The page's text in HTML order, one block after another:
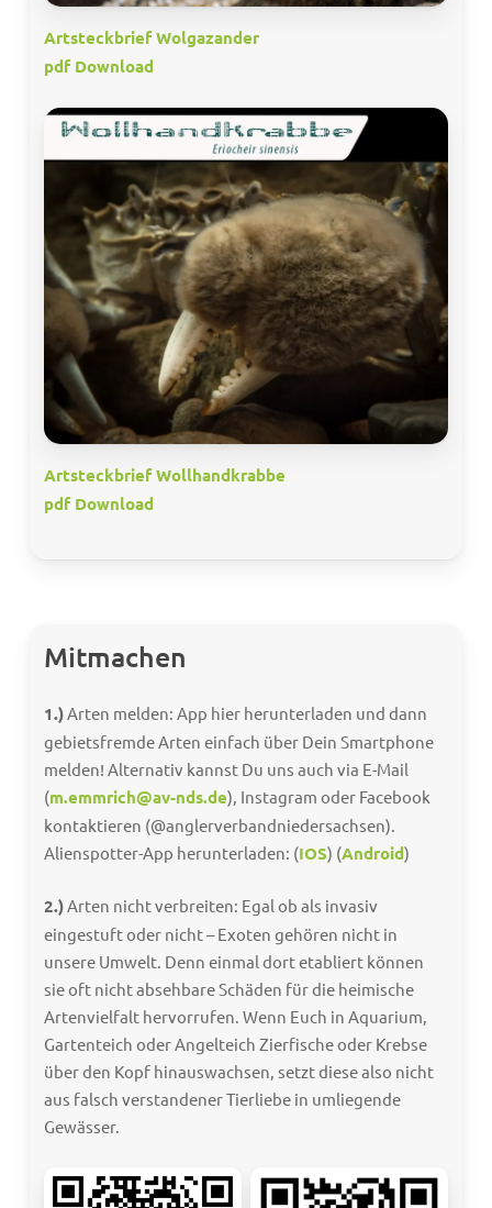
Artsteckbrief Wolgazander
pdf Download
Artsteckbrief Wollhandkrabbe
pdf Download
Mitmachen
1.) Arten melden: App hier herunterladen und dann
gebietsfremde Arten einfach über Dein Smartphone
melden! Alternativ kannst Du uns auch via E-Mail
(m.emmrich@av-nds.de), Instagram oder Facebook
kontaktieren (@anglerverbandniedersachsen).
Alienspotter-App herunterladen: (IOS) (Android)
2.)Arten nicht verbreiten: Egal ob als invasiv
eingestuft oder nicht – Exoten gehören nicht in
unsere Umwelt. Denn einmal dort etabliert können
sie oft nicht absehbare Schäden für die heimische
Artenvielfalt hervorrufen. Wenn Euch in Aquarium,
Gartenteich oder Angelteich Zierfische oder Krebse
über den Kopf hinauswachsen, setzt diese also nicht
aus falsch verstandener Tierliebe in umliegende
Gewässer.